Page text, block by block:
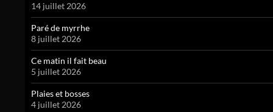
14 juillet 2026
Paré de myrrhe
8 juillet 2026
Ce matin il fait beau
5 juillet 2026
Plaies et bosses
4 juillet 2026